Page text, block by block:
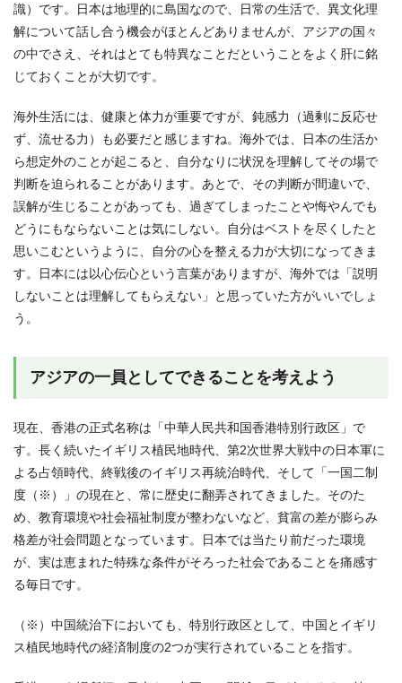
識）です。日本は地理的に島国なので、日常の生活で、異文化理
解について話し合う機会がほとんどありませんが、アジアの国々
の中でさえ、それはとても特異なことだということをよく肝に銘
じておくことが大切です。
海外生活には、健康と体力が重要ですが、鈍感力（過剰に反応せ
ず、流せる力）も必要だと感じますね。海外では、日本の生活か
ら想定外のことが起こると、自分なりに状況を理解してその場で
判断を迫られることがあります。あとで、その判断が間違いで、
誤解が生じることがあっても、過ぎてしまったことや悔やんでも
どうにもならないことは気にしない。自分はベストを尽くしたと
思いこむというように、自分の心を整える力が大切になってきま
す。日本には以心伝心という言葉がありますが、海外では「説明
しないことは理解してもらえない」と思っていた方がいいでしょ
う。
アジアの一員としてできることを考えよう
現在、香港の正式名称は「中華人民共和国香港特別行政区」で
す。長く続いたイギリス植民地時代、第2次世界大戦中の日本軍に
よる占領時代、終戦後のイギリス再統治時代、そして「一国二制
度（※）」の現在と、常に歴史に翻弄されてきました。そのた
め、教育環境や社会福祉制度が整わないなど、貧富の差が膨らみ
格差が社会問題となっています。日本では当たり前だった環境
が、実は恵まれた特殊な条件がそろった社会であることを痛感す
る毎日です。
（※）中国統治下においても、特別行政区として、中国とイギリ
ス植民地時代の経済制度の2つが実行されていることを指す。